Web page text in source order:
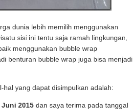
dunia lebih memilih menggunakan
sisi ini tentu saja ramah lingkungan,
menggunakan bubble wrap
benturan bubble wrap juga bisa menjadi
hal yang dapat disimpulkan adalah:
Juni 2015 dan saya terima pada tanggal